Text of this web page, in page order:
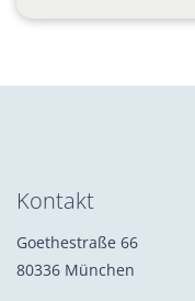
Kontakt
Goethestraße 66
80336 München